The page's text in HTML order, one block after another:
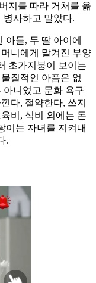
지를 따라 거처를 옮
병사하고 말았다.
아들, 두 딸 아이에
니에게 맡겨진 부양
초가지붕이 보이는
질적인 아픔은 없
아니었고 문화 욕구
다, 절약한다, 쓰지
비, 식비 외에는 돈
이는 자녀를 지켜내
.